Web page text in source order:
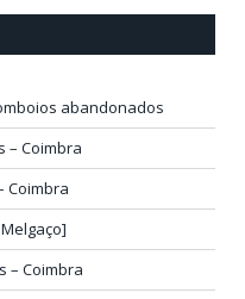
abandonados
– Coimbra
Coimbra
– Coimbra